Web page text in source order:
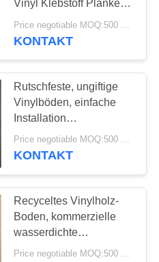
Vinyl Klebstoff Planken
Anti - Kratzer
Price negotiable MOQ:500 Quadratmeter
KONTAKT
Rutschfeste, ungiftige
Vinylböden, einfache
Installation
Vinylholzplankenböden
Price negotiable MOQ:500 Quadratmeter
KONTAKT
Recyceltes Vinylholz-
Boden, kommerzielle
wasserdichte
Vinylböden
Price negotiable MOQ:500 Quadratmeter